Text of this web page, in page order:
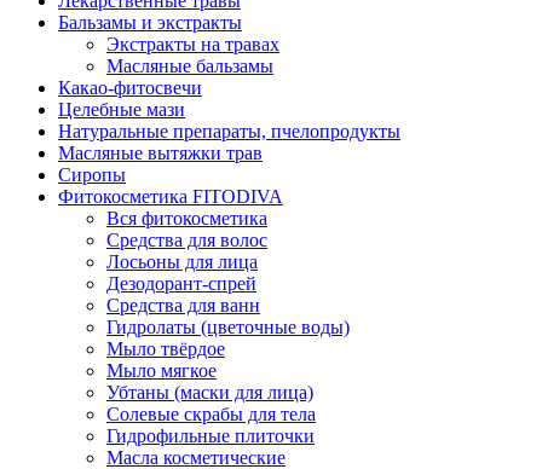
Бальзамы и экстракты
Экстракты на травах
Масляные бальзамы
Какао-фитосвечи
Целебные мази
Натуральные препараты, пчелопродукты
Масляные вытяжки трав
Сиропы
Фитокосметика FITODIVA
Вся фитокосметика
Средства для волос
Лосьоны для лица
Дезодорант-спрей
Средства для ванн
Гидролаты (цветочные воды)
Мыло твёрдое
Мыло мягкое
Убтаны (маски для лица)
Солевые скрабы для тела
Гидрофильные плиточки
Масла косметические